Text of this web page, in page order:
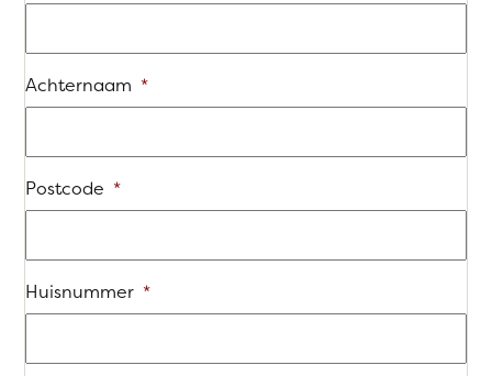
Achternaam *
Postcode *
Huisnummer *